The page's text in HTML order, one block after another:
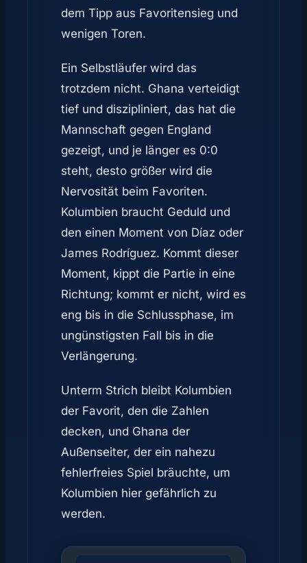
dem Tipp aus Favoritensieg und
wenigen Toren.
Ein Selbstläufer wird das
trotzdem nicht. Ghana verteidigt
tief und diszipliniert, das hat die
Mannschaft gegen England
gezeigt, und je länger es 0:0
steht, desto größer wird die
Nervosität beim Favoriten.
Kolumbien braucht Geduld und
den einen Moment von Díaz oder
James Rodríguez. Kommt dieser
Moment, kippt die Partie in eine
Richtung; kommt er nicht, wird es
eng bis in die Schlussphase, im
ungünstigsten Fall bis in die
Verlängerung.
Unterm Strich bleibt Kolumbien
der Favorit, den die Zahlen
decken, und Ghana der
Außenseiter, der ein nahezu
fehlerfreies Spiel bräuchte, um
Kolumbien hier gefährlich zu
werden.